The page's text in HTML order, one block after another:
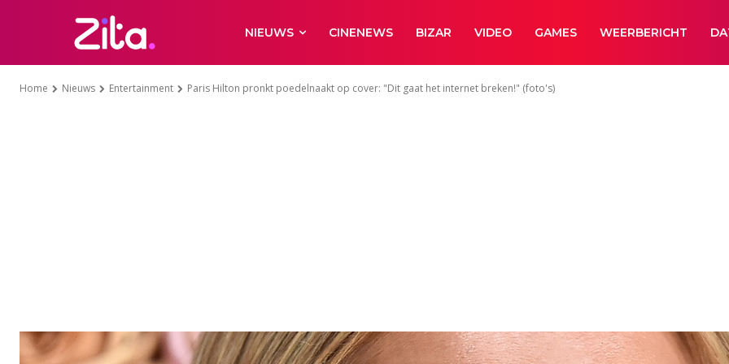
NIEUWS CINENEWS BIZAR VIDEO GAMES WEERBERICHT
Home Nieuws Entertainment Paris Hilton pronkt poedelnaakt op cover: "Dit gaat het internet breken!" (foto's)